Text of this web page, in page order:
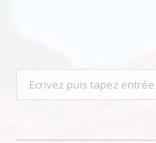
Recherche
: